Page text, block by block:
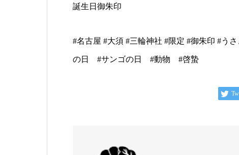
誕生日御朱印
#名古屋 #大須 #三輪神社 #限定 #御朱印 #う
の日 #サンゴの日 #動物 #啓蟄